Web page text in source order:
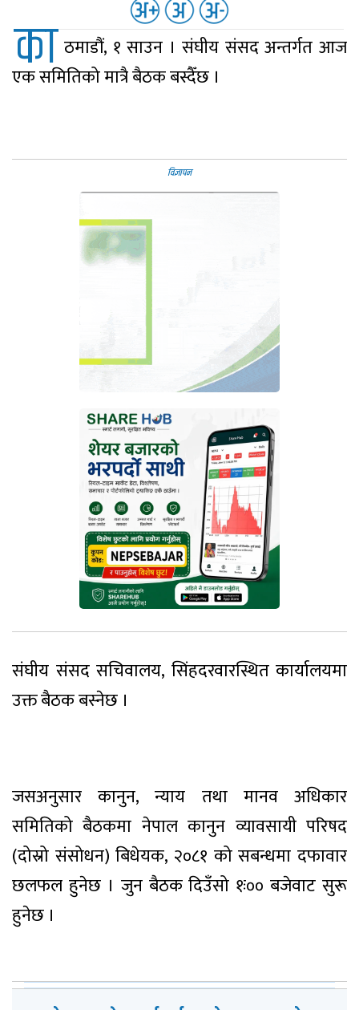
का ठमाडौं, १ साउन । संघीय संसद अन्तर्गत आज
एक समितिको मात्रै बैठक बस्दैँछ ।
संघीय संसद सचिवालय, सिंहदरवारस्थित कार्यालयमा
उक्त बैठक बस्नेछ ।
जसअनुसार कानुन, न्याय तथा मानव अधिकार
समितिको बैठकमा नेपाल कानुन व्यावसायी परिषद
(दोस्रो संसोधन) बिधेयक, २०८१ को सबन्धमा दफावार
छलफल हुनेछ । जुन बैठक दिउँसो १ः०० बजेवाट सुरू
हुनेछ ।